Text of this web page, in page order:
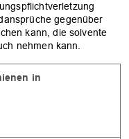
gegenüber
kann, die solvente
nehmen kann.
in